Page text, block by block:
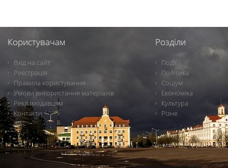
Користувачам
Вхід на сайт
Реєстрація
Правила користування
Умови використання матеріалів
Рекламодавцям
Контакти
Розділи
Події
Політика
Соціум
Економіка
Культура
Різне